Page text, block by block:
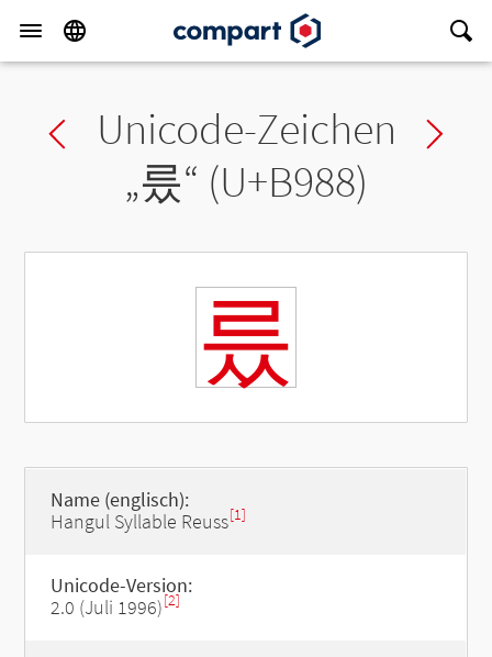
Previous char
Unicode-Zeichen
„릈“ (U+B988)
릈
Name (englisch):
Hangul Syllable Reuss[1]
Unicode-Version:
2.0 (Juli 1996)[2]